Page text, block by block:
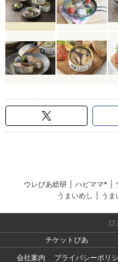
ウレぴあ総研 ハピママ*
うまいめし
うま
ぴ
チケットぴあ
会社案内
プライバシーポリ